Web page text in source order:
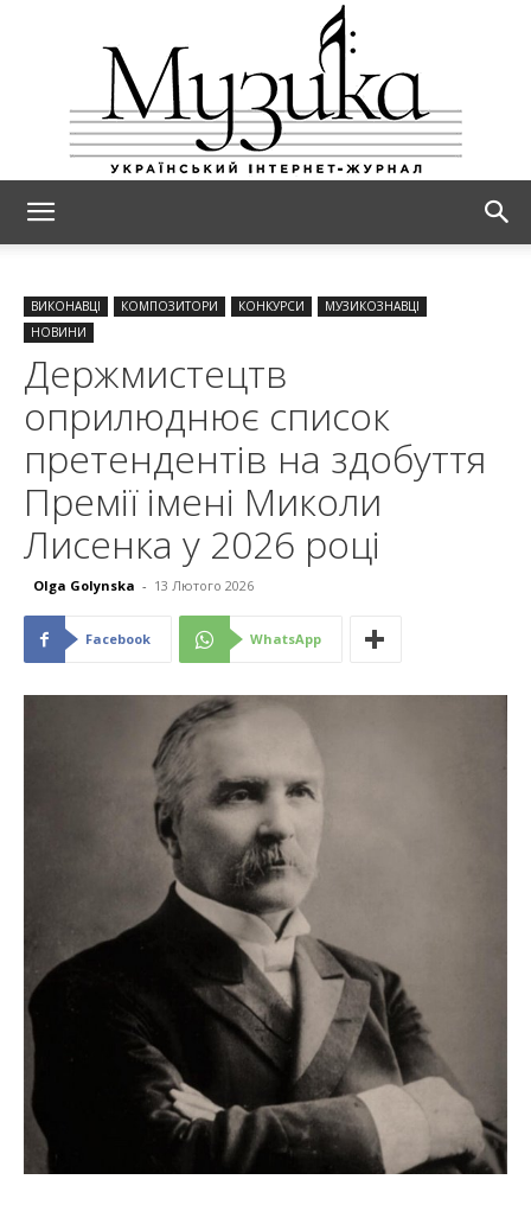
ВИКОНАВЦІ КОМПОЗИТОРИ КОНКУРСИ
МУЗИКОЗНАВЦІ
НОВИНИ
Держмистецтв
оприлюднює список
претендентів на здобуття
Премії імені Миколи
Лисенка у 2026 році
Olga Golynska - 13 Лютого 2026
Facebook WhatsApp